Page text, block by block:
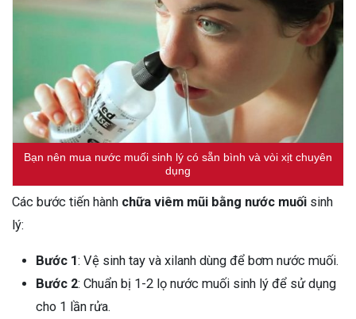
Bạn nên mua nước muối sinh lý có sẵn bình và vòi xịt chuyên
dụng
Các bước tiến hành chữa viêm mũi bằng nước muối sinh
lý:
Bước 1: Vệ sinh tay và xilanh dùng để bơm nước muối.
Bước 2: Chuẩn bị 1-2 lọ nước muối sinh lý để sử dụng
cho 1 lần rửa.